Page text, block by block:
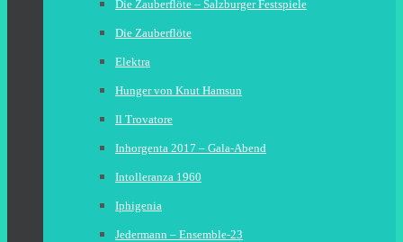
Die Zauberflöte – Salzburger Festspiele
Die Zauberflöte
Elektra
Hunger von Knut Hamsun
Il Trovatore
Inhorgenta 2017 – Gala-Abend
Intolleranza 1960
Iphigenia
Jedermann – Ensemble-23